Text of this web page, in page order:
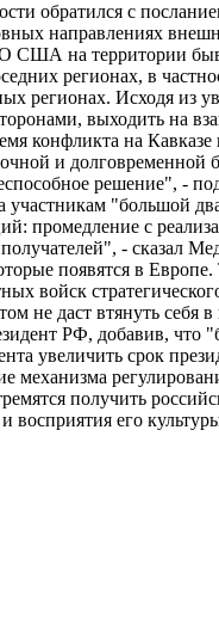
обратился с
направлениях
США на территории
регионах, в
регионах. Исходя из
выходить на
конфликта на
и
решение", -
"большой
промедление с
- сказал
появятся в Европе.
войск
не даст втянуть
РФ, добавив, что
увеличить срок
механизма
получить
восприятия его